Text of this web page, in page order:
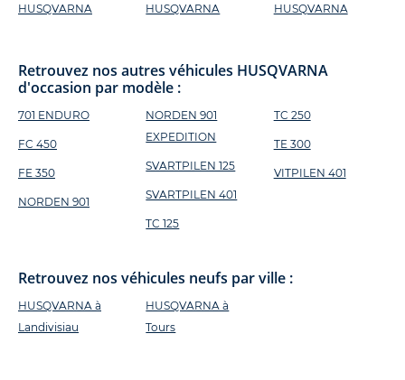
HUSQVARNA
HUSQVARNA
HUSQVARNA
Retrouvez nos autres véhicules HUSQVARNA
d'occasion par modèle :
701 ENDURO
FC 450
FE 350
NORDEN 901
NORDEN 901
EXPEDITION
SVARTPILEN 125
SVARTPILEN 401
TC 125
TC 250
TE 300
VITPILEN 401
Retrouvez nos véhicules neufs par ville :
HUSQVARNA à
Landivisiau
HUSQVARNA à
Tours